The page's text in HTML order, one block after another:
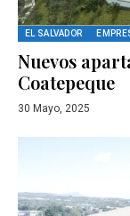
EL SALVADOR
Nuevos
Coatepeque
30 Mayo, 2025